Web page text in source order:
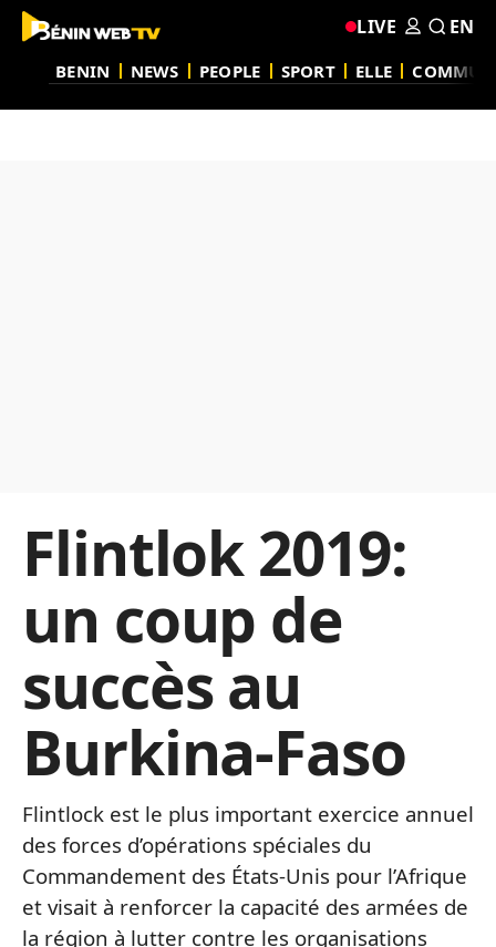
BENIN NEWS PEOPLE SPORT ELLE
LIVE EN
Flintlok 2019:
un coup de
succès au
Burkina-Faso
Flintlock est le plus important exercice annuel
des forces d’opérations spéciales du
Commandement des États-Unis pour l’Afrique
et visait à renforcer la capacité des armées de
la région à lutter contre les organisations